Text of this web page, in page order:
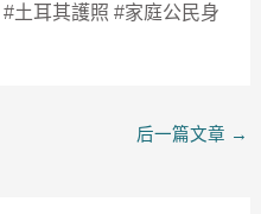
土耳其護照 #家庭公民身
后一篇文章 →